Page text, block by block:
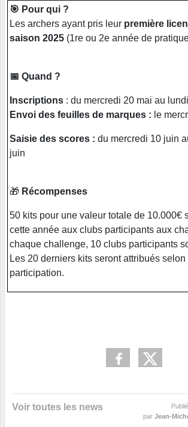
🎯 Pour qui ?
Les archers ayant pris leur première
saison 2025 (1re ou 2e année de
📅 Quand ?
Inscriptions : du mercredi 20 mai au
Envoi des feuilles de marques : le
Saisie des scores : du mercredi 10 juin
juin
🎁 Récompenses
50 kits pour une valeur totale de 10.000€
cette année aux clubs participants aux
chaque challenge, 10 clubs participants
Les 20 derniers kits seront attribués
participation.
Voir toutes les news
par Jean-